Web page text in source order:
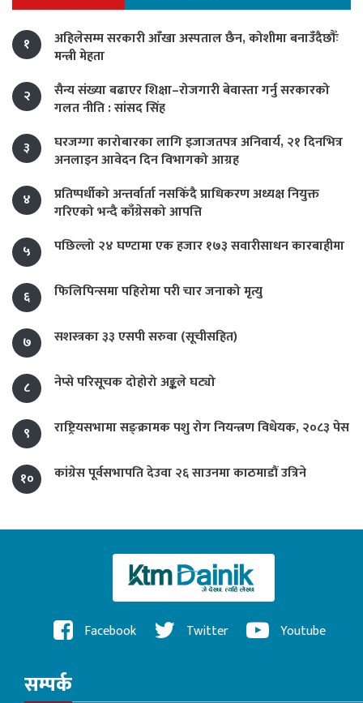
१
अहिलेसम्म सरकारी आँखा अस्पताल छैन, कोशीमा बनाउँदैछौँः
मन्त्री मेहता
२
सैन्य संख्या बढाएर शिक्षा–रोजगारी बेवास्ता गर्नु सरकारको
गलत नीति : सांसद सिंह
३
घरजग्गा कारोबारका लागि इजाजतपत्र अनिवार्य, २१ दिनभित्र
अनलाइन आवेदन दिन विभागको आग्रह
४
प्रतिष्पर्धीको अन्तर्वार्ता नसकिँदै प्राधिकरण अध्यक्ष नियुक्त
गरिएको भन्दै काँग्रेसको आपत्ति
५
पछिल्लो २४ घण्टामा एक हजार १७३ सवारीसाधन कारबाहीमा
६ फिलिपिन्समा पहिरोमा परी चार जनाको मृत्यु
७ सशस्त्रका ३३ एसपी सरुवा (सूचीसहित)
८ नेप्से परिसूचक दोहोरो अङ्कले घट्यो
९ राष्ट्रियसभामा सङ्क्रामक पशु रोग नियन्त्रण विधेयक, २०८३ पेस
१० कांग्रेस पूर्वसभापति देउवा २६ साउनमा काठमाडौं उत्रिने
Facebook Twitter Youtube
सम्पर्क